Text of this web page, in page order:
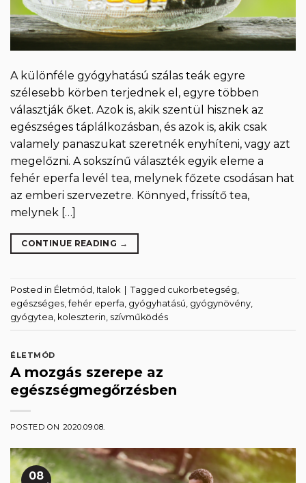
A különféle gyógyhatású szálas teák egyre
szélesebb körben terjednek el, egyre többen
választják őket. Azok is, akik szentül hisznek az
egészséges táplálkozásban, és azok is, akik csak
valamely panaszukat szeretnék enyhíteni, vagy azt
megelőzni. A sokszínű választék egyik eleme a
fehér eperfa levél tea, melynek főzete csodásan hat
az emberi szervezetre. Könnyed, frissítő tea,
melynek […]
CONTINUE READING →
Posted in Életmód , Italok Tagged cukorbetegség,
egészséges,fehér eperfa, gyógyhatású, gyógynövény,
gyógytea, koleszterin, szívműködés
ÉLETMÓD
A mozgás szerepe az
egészségmegőrzésben
POSTED ON 2020.09.08.
08